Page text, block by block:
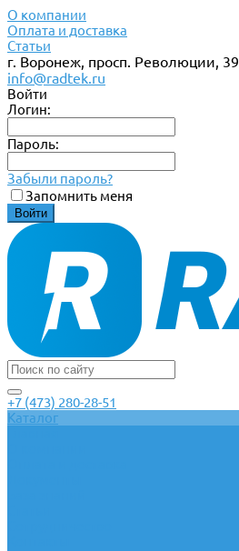
О компании
Оплата и доставка
Статьи
г. Воронеж, просп. Революции, 39
info@radtek.ru
Войти
Логин:
Пароль:
Забыли пароль?
Запомнить меня
+7 (473) 280-28-51
Каталог